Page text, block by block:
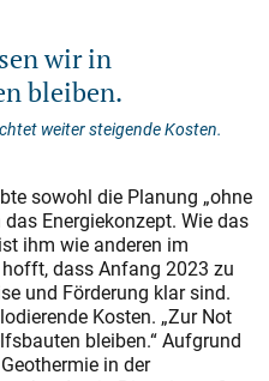
wir in
bleiben.
weiter steigende Kosten.
sowohl die Planung „ohne
Energiekonzept. Wie das
ihm wie anderen im
dass Anfang 2023 zu
und Förderung klar sind.
Kosten. „Zur Not
bleiben.“ Aufgrund
in der